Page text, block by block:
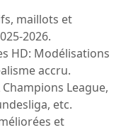
maillots et
2026.
HD: Modélisations
accru.
League,
etc.
et